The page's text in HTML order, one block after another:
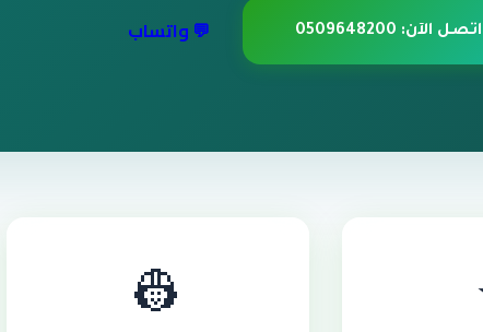
الآن: 0509648200 💬 واتساب
👷